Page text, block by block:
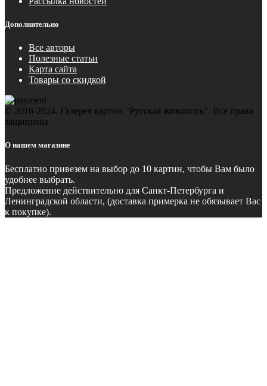
Дополнительно
Все авторы
Полезные статьи
Карта сайта
Товары со скидкой
© 2016-2024. Галерея картин "Русская живопись". Все права
защищены.
О нашем магазине
Бесплатно привезем на выбор до 10 картин, чтобы Вам было
удобнее выбрать.
Предложение действительно для Санкт-Петербурга и
Ленинградской области, (доставка примерка не обязывает Вас
к покупке).